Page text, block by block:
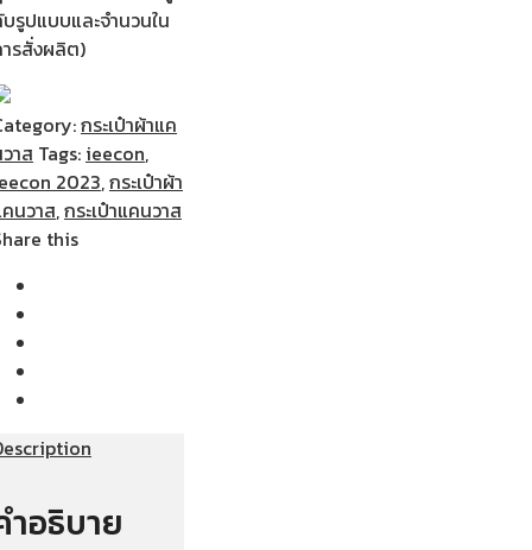
รูปแบบและจำนวนใน
รสั่งผลิต)
กระเป๋าผ้าแค
าส Tags: ieecon,
2023,กระเป๋าผ้า
นวาส,กระเป๋าแคนวาส
this
ำอธิบาย